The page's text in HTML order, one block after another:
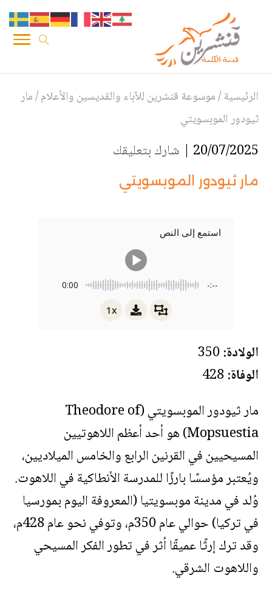
الرئيسية/موسوعة قنشرين للآباء والقديسين والأعلام/مار
ثيودور الموبسويتي
20/07/2025 | شارك بتعليقك
مار ثيودور الموبسويتي
استمع إلى النص
0:00 -:--
1x
الولادة:
الوفاة:
مار ثيودور الموبسويتي (Theodore of
Mopsuestia) هو أحد أعظم اللاهوتيين
المسيحيين في القرنين الرابع والخامس الميلاديين،
ويُعتبر مؤسسًا بارزًا للمدرسة الأنطاكية في اللاهوت.
وُلد في مدينة موبسويتيا (المعروفة اليوم بمورسيا
في تركيا) حوالي عام 350م، وتوفي نحو عام 428م،
وقد ترك إرثًا عميقًا أثر في تطور الفكر المسيحي
واللاهوت الشرقي.